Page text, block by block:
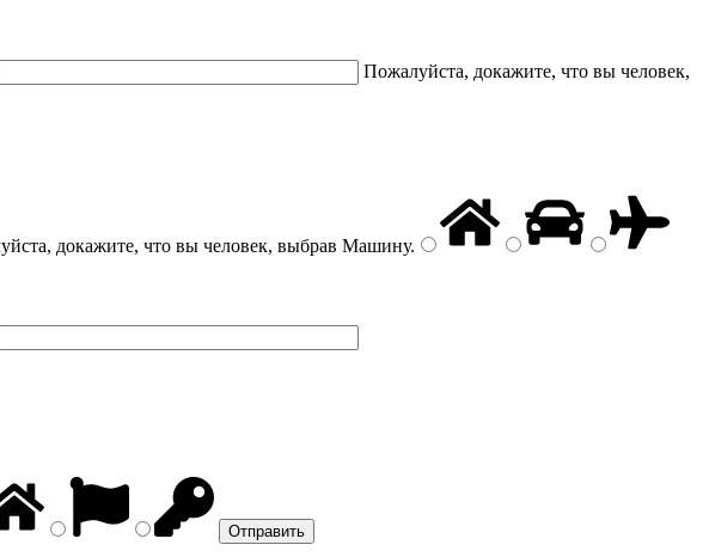
Пожалуйста, докажите, что вы человек,
докажите, что вы человек, выбрав Машину.